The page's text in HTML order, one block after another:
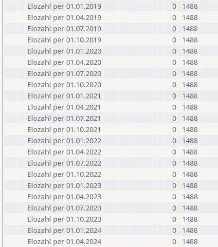
Elozahl per 01.01.2019
0
1488
Elozahl per 01.04.2019
0
1488
Elozahl per 01.07.2019
0
1488
Elozahl per 01.10.2019
0
1488
Elozahl per 01.01.2020
0
1488
Elozahl per 01.04.2020
0
1488
Elozahl per 01.07.2020
0
1488
Elozahl per 01.10.2020
0
1488
Elozahl per 01.01.2021
0
1488
Elozahl per 01.04.2021
0
1488
Elozahl per 01.07.2021
0
1488
Elozahl per 01.10.2021
0
1488
Elozahl per 01.01.2022
0
1488
Elozahl per 01.04.2022
0
1488
Elozahl per 01.07.2022
0
1488
Elozahl per 01.10.2022
0
1488
Elozahl per 01.01.2023
0
1488
Elozahl per 01.04.2023
0
1488
Elozahl per 01.07.2023
0
1488
Elozahl per 01.10.2023
0
1488
Elozahl per 01.01.2024
0
1488
Elozahl per 01.04.2024
0
1488